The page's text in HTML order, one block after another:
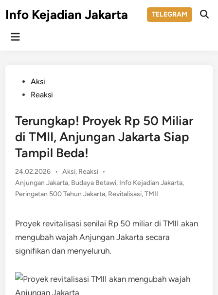
toInfo Kejadian Jakarta TELEGRAM
Main
PostedAksi
Reaksi
Terungkap! Proyek Rp 50 Miliar
di TMII, Anjungan Jakarta Siap
Tampil Beda!
24.02.2026 • Posted
in
Aksi, Reaksi •
Anjungan Jakarta, Budaya Betawi, Info Kejadian Jakarta,
Peringatan 500 Tahun Jakarta, Revitalisasi,TMII
Proyek revitalisasi senilai Rp 50 miliar di TMII akan
mengubah wajah Anjungan Jakarta secara
signifikan dan menyeluruh.